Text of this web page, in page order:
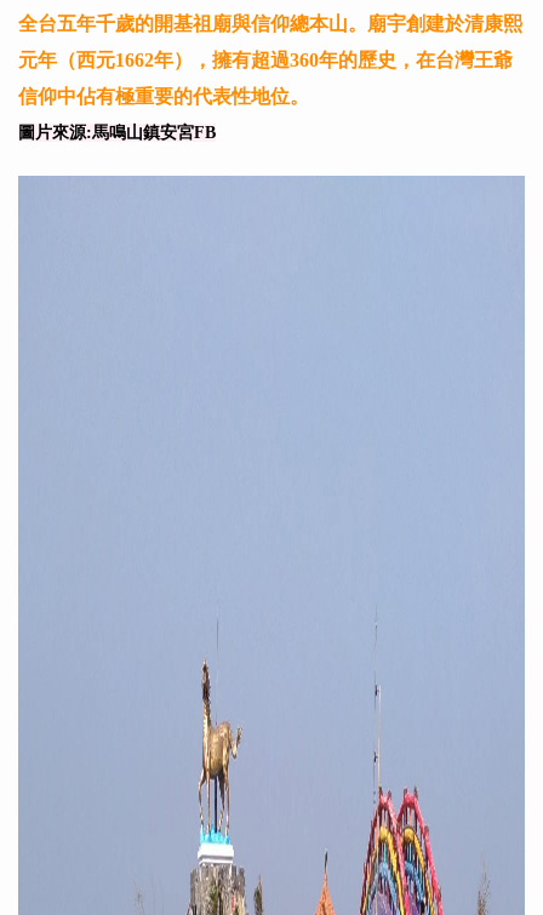
全台五年千歲的開基祖廟與信仰總本山。廟宇創建於清康熙
元年（西元1662年），擁有超過360年的歷史，在台灣王爺
信仰中佔有極重要的代表性地位。
圖片來源:馬鳴山鎮安宮FB